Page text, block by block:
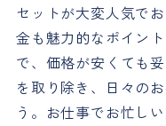
セットが大変人気で
金も魅力的なポイン
で、価格が安くても
を取り除き、日々の
う。お仕事でお忙し